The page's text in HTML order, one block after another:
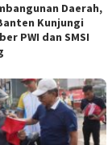
Daerah,
Kunjungi
PWI dan SMSI